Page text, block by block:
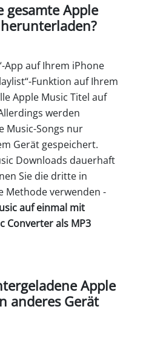
gesamte Apple
App auf Ihrem iPhone
Funktion auf Ihrem
Apple Music Titel auf
werden
Music-Songs nur
Gerät gespeichert.
Downloads dauerhaft
Sie die dritte in
Methode verwenden -
auf einmal mit
Converter als MP3
Apple
anderes Gerät